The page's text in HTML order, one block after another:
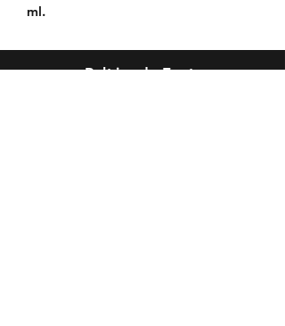
ml.
Política de Envío